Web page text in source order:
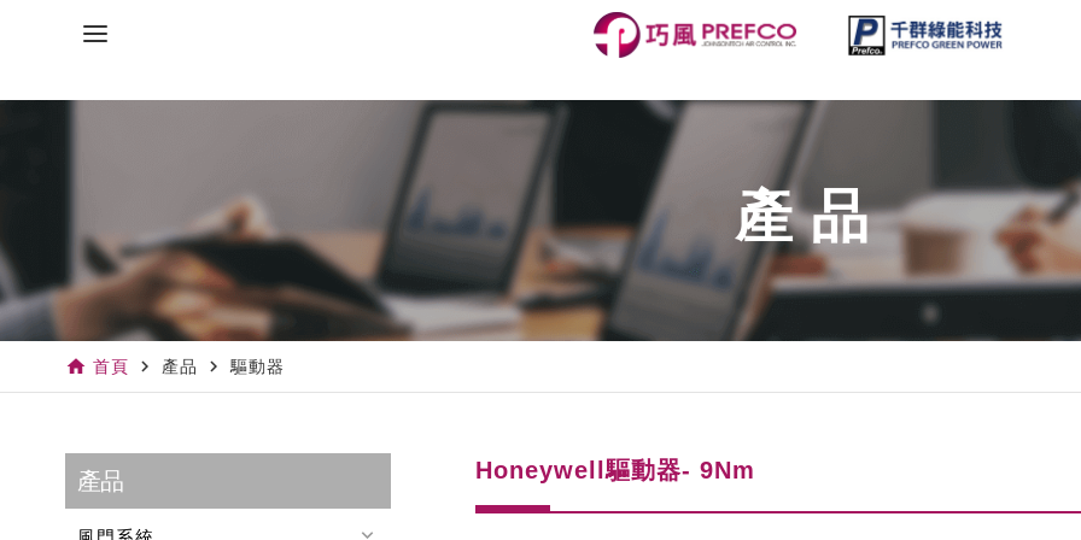
產品
home 首頁 navigate_next 產品 navigate_next 驅動器
產品 Honeywell驅動器- 9Nm